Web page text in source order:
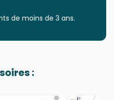
Puzzles - Pays : Royaume-
de moins de 3 ans.
: